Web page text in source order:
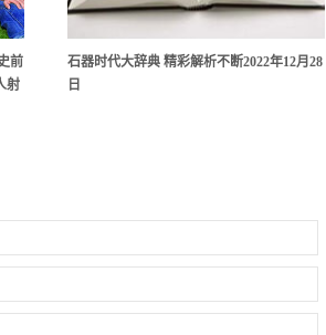
前
射
石器时代大辞典 精彩解析不断2022年12月28
日